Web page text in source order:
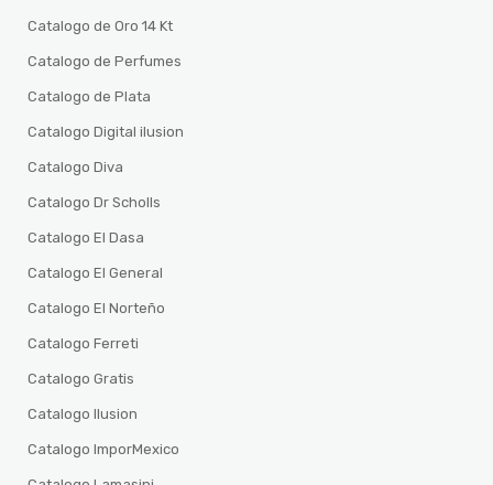
Catalogo de Oro 14 Kt
Catalogo de Perfumes
Catalogo de Plata
Catalogo Digital ilusion
Catalogo Diva
Catalogo Dr Scholls
Catalogo El Dasa
Catalogo El General
Catalogo El Norteño
Catalogo Ferreti
Catalogo Gratis
Catalogo Ilusion
Catalogo ImporMexico